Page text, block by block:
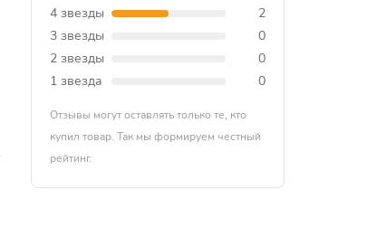
4 звезды
2
3 звезды
0
2 звезды
0
1 звезда
0
Отзывы могут оставлять только те, кто
купил товар. Так мы формируем честный
рейтинг.